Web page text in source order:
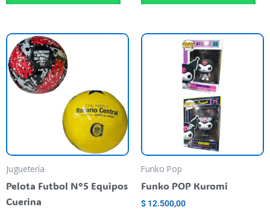
Juguetería
Pelota Futbol N°5 Equipos
Cuerina
Este
Las
opciones
se
pueden
elegir
Funko Pop
Funko POP Kuromi
$ 12.500,00
se